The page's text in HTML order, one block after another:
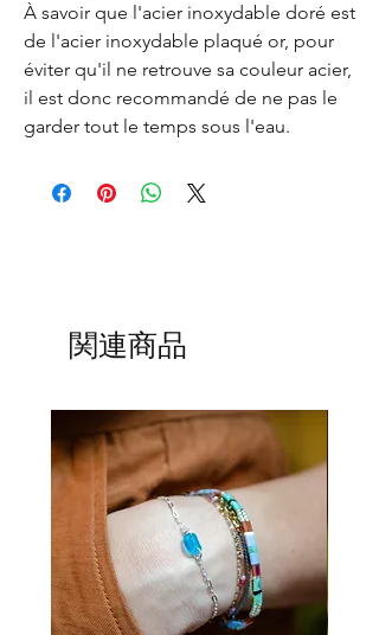
À savoir que l'acier inoxydable doré est
de l'acier inoxydable plaqué or, pour
éviter qu'il ne retrouve sa couleur acier,
il est donc recommandé de ne pas le
garder tout le temps sous l'eau.
関連商品